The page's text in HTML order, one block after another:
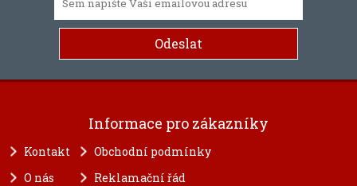
Informace pro zákazníky
Kontakt
O nás
Obchodní podmínky
Reklamační řád